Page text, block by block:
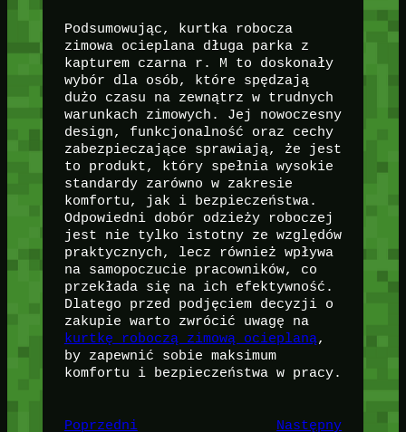
Podsumowując, kurtka robocza
zimowa ocieplana długa parka z
kapturem czarna r. M to doskonały
wybór dla osób, które spędzają
dużo czasu na zewnątrz w trudnych
warunkach zimowych. Jej nowoczesny
design, funkcjonalność oraz cechy
zabezpieczające sprawiają, że jest
to produkt, który spełnia wysokie
standardy zarówno w zakresie
komfortu, jak i bezpieczeństwa.
Odpowiedni dobór odzieży roboczej
jest nie tylko istotny ze względów
praktycznych, lecz również wpływa
na samopoczucie pracowników, co
przekłada się na ich efektywność.
Dlatego przed podjęciem decyzji o
zakupie warto zwrócić uwagę na
kurtkę roboczą zimową ocieplaną,
by zapewnić sobie maksimum
komfortu i bezpieczeństwa w pracy.
Poprzedni Następny